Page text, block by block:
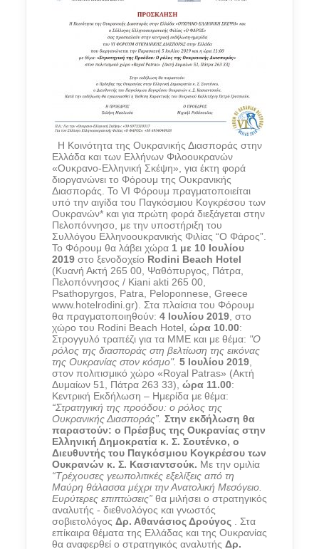
Η Κοινότητα της Ουκρανικής Διασποράς στην
Ελλάδα και των Ελλήνων Φιλοουκρανών
«Ουκρανο-Ελληνική Σκέψη», για έκτη φορά
διοργανώνει το Φόρουμ της Ουκρανικής
Διασποράς. Το VI Φόρουμ πραγματοποιείται
υπό την αιγίδα του Παγκόσμιου Κογκρέσου των
Ουκρανών* και για πρώτη φορά διεξάγεται στην
Πελοπόννησο, με την υποστήριξη του
Συλλόγου Ελληνοουκρανικής Φιλίας “Ο Φάρος”.
Το Φόρουμ θα λάβει χώρα 1 με 10 Ιουλίου
2019 στο ξενοδοχείο Rodini Beach Hotel
(Κυανή Ακτή 265 00, Ψαθόπυργος, Πάτρα,
Πελοπόννησος / Kiani akti 265 00,
Psathopyrgos, Patra, Peloponnese, Greece
www.hotelrodini.gr). Στα πλαίσια του Φόρουμ
θα πραγματοποιηθούν: 4 Ιουλίου 2019, στο
χώρο του Rodini Beach Hotel, ώρα 10.00:
Στρογγυλό τραπέζι για τα ΜΜΕ και με θέμα: "Ο
ρόλος της διασποράς στη βελτίωση της εικόνας
της Ουκρανίας στον κόσμο". 5 Ιουλίου 2019,
στον πολιτισμικό χώρο «Royal Patras» (Ακτή
Δυμαίων 51, Πάτρα 263 33), ώρα 11.00:
Κεντρική Εκδήλωση – Ημερίδα με θέμα:
“Στρατηγική της προόδου: ο ρόλος της
Ουκρανικής Διασποράς”. Στην εκδήλωση θα
παραστούν: ο Πρέσβυς της Ουκρανίας στην
Ελληνική Δημοκρατία κ. Σ. Σουτένκο, ο
Διευθυντής του Παγκόσμιου Κογκρέσου των
Ουκρανών κ. Σ. Κασιαντσούκ. Με την ομιλία
“Τρέχουσες γεωπολιτικές εξελίξεις από τη
Μαύρη θάλασσα μέχρι την Ανατολική Μεσόγειο.
Ευρύτερες επιπτώσεις” θα μιλήσει ο στρατηγικός
αναλυτής - διεθνολόγος και γνωστός
σοβιετολόγος Δρ. Αθανάσιος Δρούγος . Στα
επίκαιρα θέματα της Ελλάδας και της Ουκρανίας
θα αναφερθεί ο στρατηγικός αναλυτής Δρ.